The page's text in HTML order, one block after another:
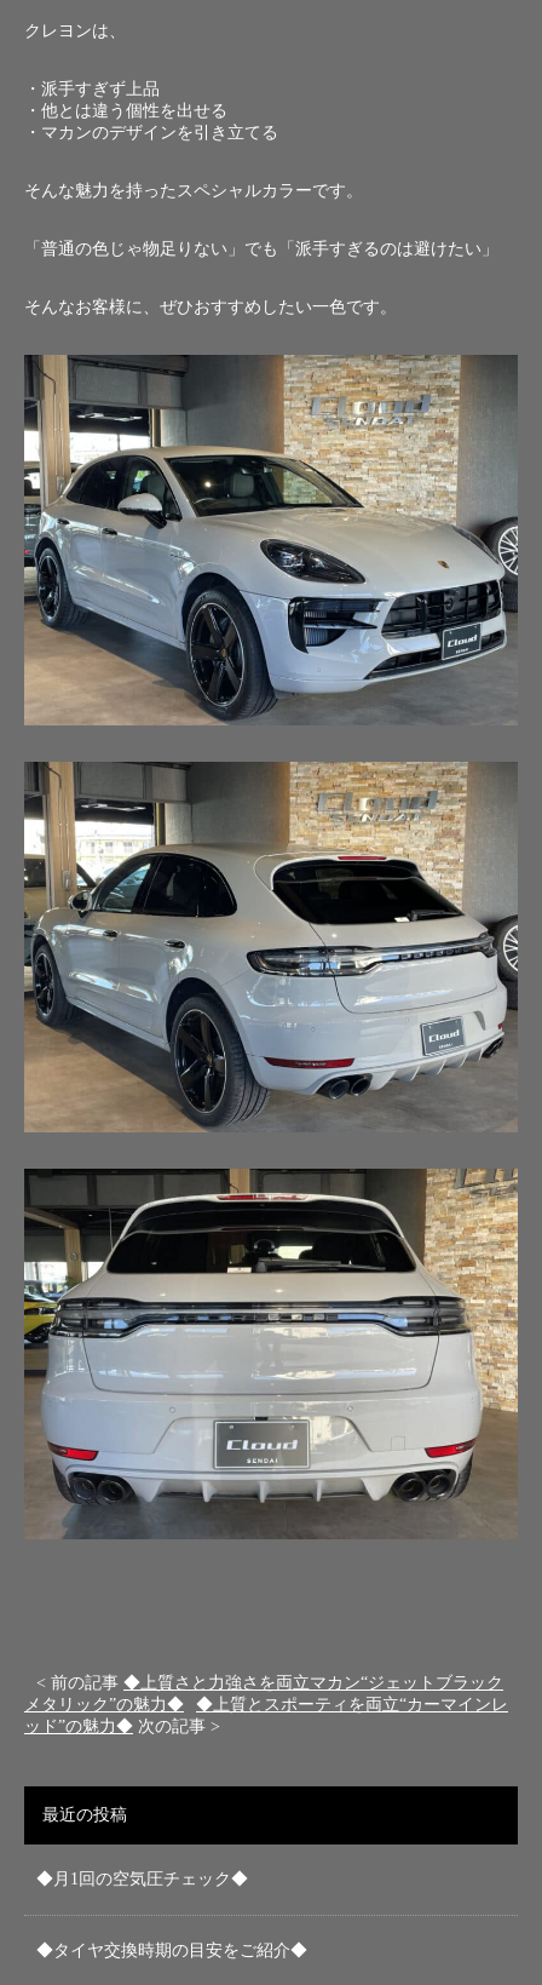
クレヨンは、
・派手すぎず上品
・他とは違う個性を出せる
・マカンのデザインを引き立てる
そんな魅力を持ったスペシャルカラーです。
「普通の色じゃ物足りない」でも「派手すぎるのは避けたい」
そんなお客様に、ぜひおすすめしたい一色です。
< 前の記事 ◆上質さと力強さを両立マカン“ジェットブラック
メタリック”の魅力◆
◆上質とスポーティを両立“カーマインレ
ッド”の魅力◆ 次の記事 >
最近の投稿
◆月1回の空気圧チェック◆
◆タイヤ交換時期の目安をご紹介◆